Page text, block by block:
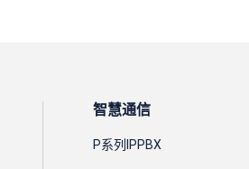
智慧通信
P系列IPPBX